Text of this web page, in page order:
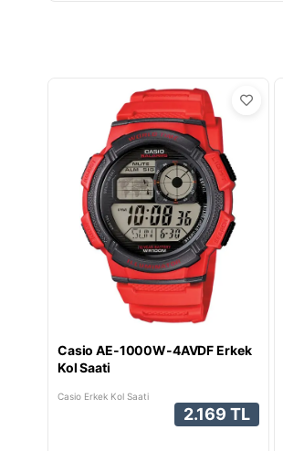
Casio AE-1000W-4AVDF Erkek
Kol Saati
Casio Erkek Kol Saati
2.169 TL